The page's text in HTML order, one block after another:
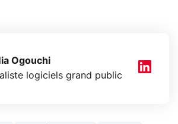
Ogouchi
logiciels grand public